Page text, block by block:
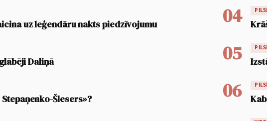
uz leģendāru nakts piedzīvojumu
Daliņā
Šlesers»?
04
05
06